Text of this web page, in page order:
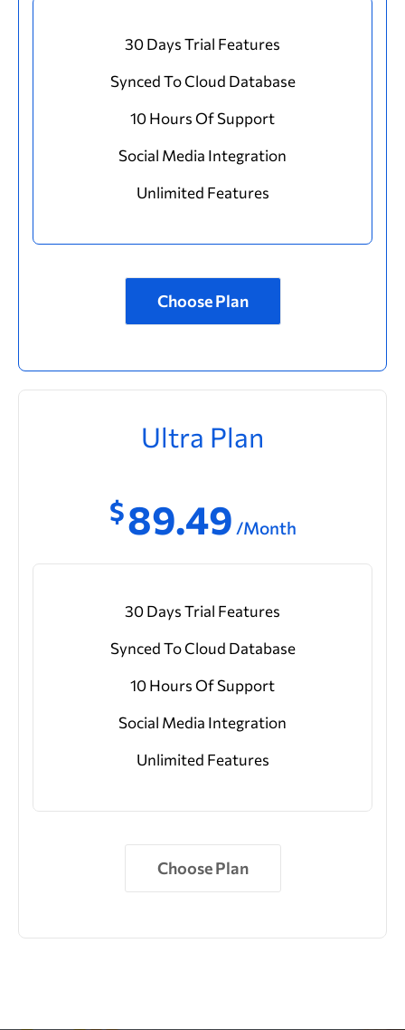
30 Days Trial Features
Synced To Cloud Database
10 Hours Of Support
Social Media Integration
Unlimited Features
Choose Plan
Ultra Plan
$89.49 /Month
30 Days Trial Features
Synced To Cloud Database
10 Hours Of Support
Social Media Integration
Unlimited Features
Choose Plan